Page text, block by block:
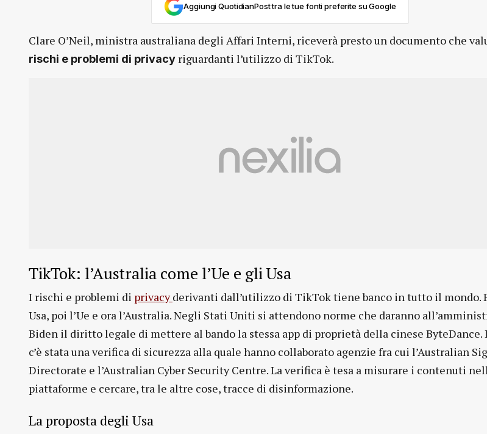
Aggiungi QuotidianPost tra le tue fonti preferite su Google
Clare O’Neil, ministra australiana degli Affari Interni, riceverà presto un documento che
rischi e problemi di privacy riguardanti l’utilizzo di TikTok.
TikTok: l’Australia come l’Ue e gli Usa
I rischi e problemi di privacyderivanti dall’utilizzo di TikTok tiene banco in tutto il mondo.
Usa, poi l’Ue e ora l’Australia. Negli Stati Uniti si attendono norme che daranno
Biden il diritto legale di mettere al bando la stessa app di proprietà della cinese
c’è stata una verifica di sicurezza alla quale hanno collaborato agenzie fra cui l’Australian
Directorate e l’Australian Cyber Security Centre. La verifica è tesa a misurare i contenuti
piattaforme e cercare, tra le altre cose, tracce di disinformazione.
La proposta degli Usa